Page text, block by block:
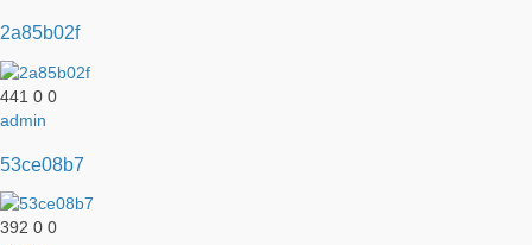
2a85b02f
441 0 0
admin
53ce08b7
392 0 0